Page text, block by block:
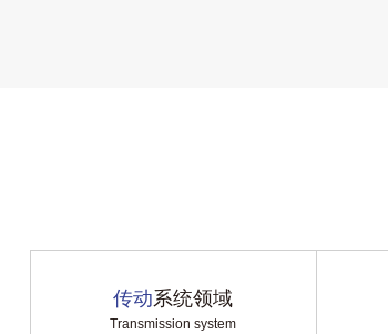
传动系统领域
Transmission system